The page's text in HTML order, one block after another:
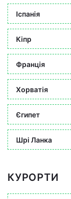
Іспанія
Кіпр
Франція
Хорватія
Єгипет
Шрі Ланка
КУРОРТИ